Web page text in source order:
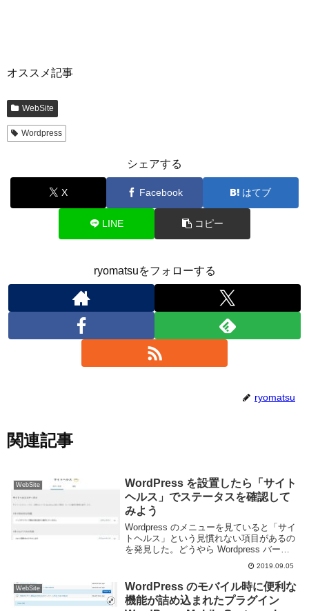
オススメ記事
WebSite
Wordpress
シェアする
X Facebook はてブ
LINE コピー
ryomatsuをフォローする
ryomatsu
関連記事
WebSite
WordPress を設置したら「サイト
ヘルス」でステータスを確認して
みよう
Wordpress のメニューを見ていると「サイ
トヘルス」という見慣れない項目があるの
を発見した。どうやら Wordpress バージ
ョン 5.2 で実装された機能で、Wordpress
サイトの設定などを確認することができる
ツールのようだ...
2019.09.05
WebSite
WordPress のモバイル時に便利な
機能が詰め込まれたプラグイン